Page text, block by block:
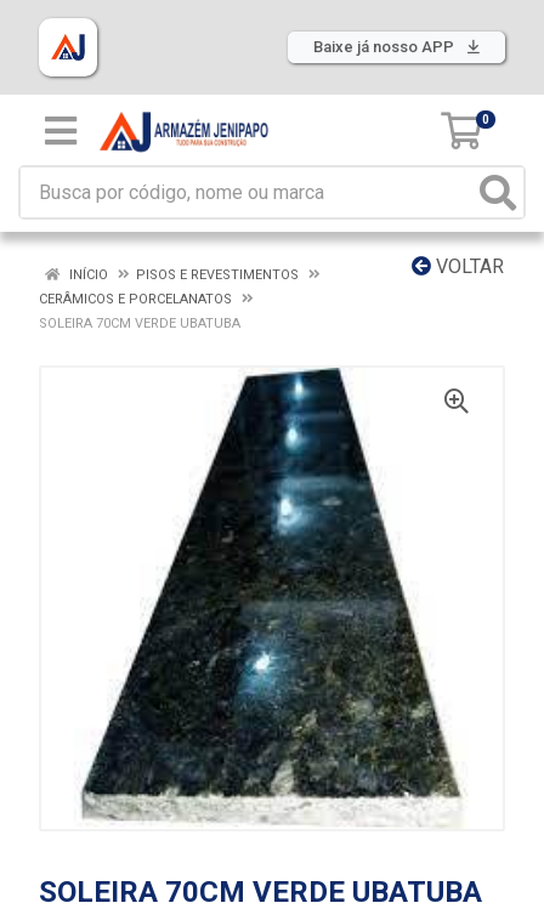
Baixe já nosso APP
0
VOLTAR
INÍCIO
PISOS E REVESTIMENTOS
CERÂMICOS E PORCELANATOS
SOLEIRA 70CM VERDE UBATUBA
SOLEIRA 70CM VERDE UBATUBA